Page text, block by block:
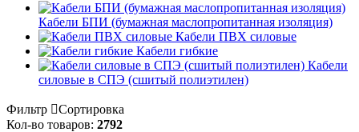
Кабели БПИ (бумажная маслопропитанная изоляция)
Кабели ПВХ силовые
Кабели гибкие
Кабели
силовые в СПЭ (сшитый полиэтилен)
Фильтр
Сортировка
Кол-во товаров: 2792